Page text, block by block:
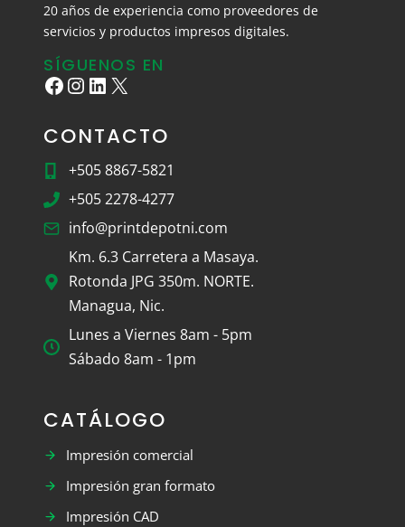
20 años de experiencia como proveedores de
servicios y productos impresos digitales.
SÍGUENOS EN
Facebook
Instagram
LinkedIn
X
CONTACTO
+505 8867-5821
+505 2278-4277
info@printdepotni.com
Km. 6.3 Carretera a Masaya.
Rotonda JPG 350m. NORTE.
Managua, Nic.
Lunes a Viernes 8am - 5pm
Sábado 8am - 1pm
CATÁLOGO
Impresión comercial
Impresión gran formato
Impresión CAD